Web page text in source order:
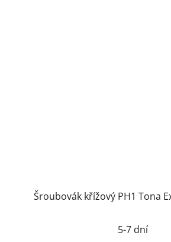
Šroubovák křížový PH1 Tona
5-7 dní